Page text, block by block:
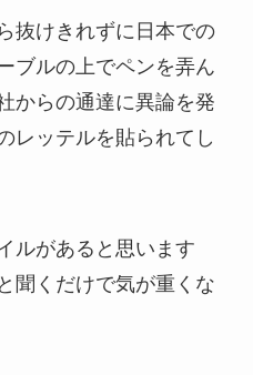
抜けきれずに日本での
ブルの上でペンを弄ん
からの通達に異論を発
レッテルを貼られてし
ルがあると思います
聞くだけで気が重くな